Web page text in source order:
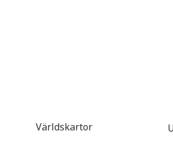
Världskartor